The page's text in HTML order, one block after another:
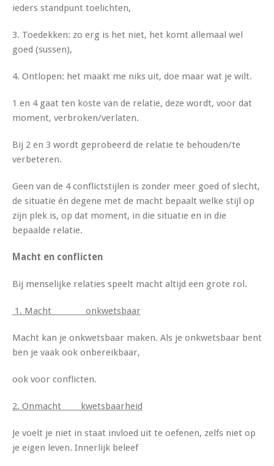
ieders standpunt toelichten,
3. Toedekken: zo erg is het niet, het komt allemaal wel
goed (sussen),
4. Ontlopen: het maakt me niks uit, doe maar wat je wilt.
1 en 4 gaat ten koste van de relatie, deze wordt, voor dat
moment, verbroken/verlaten.
Bij 2 en 3 wordt geprobeerd de relatie te behouden/te
verbeteren.
Geen van de 4 conflictstijlen is zonder meer goed of slecht,
de situatie én degene met de macht bepaalt welke stijl op
zijn plek is, op dat moment, in die situatie en in die
bepaalde relatie.
Macht en conflicten
Bij menselijke relaties speelt macht altijd een grote rol.
1. Macht onkwetsbaar
Macht kan je onkwetsbaar maken. Als je onkwetsbaar bent
ben je vaak ook onbereikbaar,
ook voor conflicten.
2. Onmacht kwetsbaarheid
Je voelt je niet in staat invloed uit te oefenen, zelfs niet op
je eigen leven. Innerlijk beleef